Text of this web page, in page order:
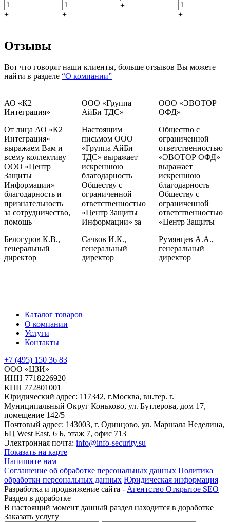
+ +
+
+
Отзывы
Вот что говорят наши клиенты, больше отзывов Вы можете
найти в разделе “О компании”
АО «К2
Интеграция»
От лица АО «К2
Интеграция»
выражаем Вам и
всему коллективу
ООО «Центр
Защиты
Информации»
благодарность и
признательность
за сотрудничество,
помощь
Белогуров К.В.,
генеральный
директор
ООО «Группа
АйБи ТДС»
Настоящим
письмом ООО
«Группа АйБи
ТДС» выражает
искреннюю
благодарность
Обществу с
ограниченной
ответственностью
«Центр Защиты
Информации» за
Сачков И.К.,
генеральный
директор
ООО «ЭВОТОР
ОФД»
Общество с
ограниченной
ответственностью
«ЭВОТОР ОФД»
выражает
искреннюю
благодарность
Обществу с
ограниченной
ответственностью
«Центр Защиты
Румянцев А.А.,
генеральный
директор
Каталог товаров
О компании
Услуги
Контакты
+7 (495) 150 36 83
ООО «ЦЗИ»
ИНН 7718226920
КПП 772801001
Юридический адрес: 117342, г.Москва, вн.тер. г.
Муниципальный Округ Коньково, ул. Бутлерова, дом 17,
помещение 142/5
Почтовый адрес: 143003, г. Одинцово, ул. Маршала Неделина,
БЦ West East, 6 Б, этаж 7, офис 713
Электронная почта: info@info-security.su
Показать на карте
Напишите нам
Соглашение об обработке персональных данных Политика
обработки персональных данных Юридическая информация
Разработка и продвижение сайта - Агентство Открытое SEO
Раздел в доработке
В настоящий момент данный раздел находится в доработке
Заказать услугу